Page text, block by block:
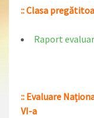
:: Clasa
Raport
:: Evaluare
VI-a